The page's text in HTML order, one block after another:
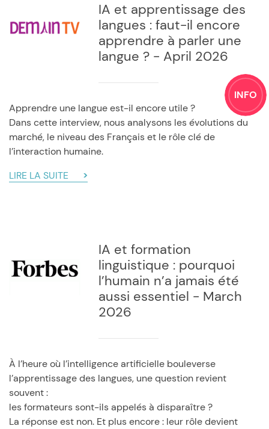
IA et apprentissage des
langues : faut-il encore
apprendre à parler une
langue ? - April 2026
Apprendre une langue est-il encore utile ?
Dans cette interview, nous analysons les évolutions du
marché, le niveau des Français et le rôle clé de
l’interaction humaine.
LIRE LA SUITE
IA et formation
linguistique : pourquoi
l’humain n’a jamais été
aussi essentiel - March
2026
À l’heure où l’intelligence artificielle bouleverse
l’apprentissage des langues, une question revient
souvent :
les formateurs sont-ils appelés à disparaître ?
La réponse est non. Et plus encore : leur rôle devient
INFO